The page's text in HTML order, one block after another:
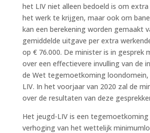
het LIV niet alleen bedoeld is om extra
het werk te krijgen, maar ook om
kan een berekening worden gemaakt
gemiddelde uitgave per extra
op € 76.000. De minister is in gesprek
over een effectievere invulling van de
de Wet tegemoetkoming
LIV. In het voorjaar van 2020 zal de
over de resultaten van deze
Het jeugd-LIV is een tegemoetkoming
verhoging van het wettelijk